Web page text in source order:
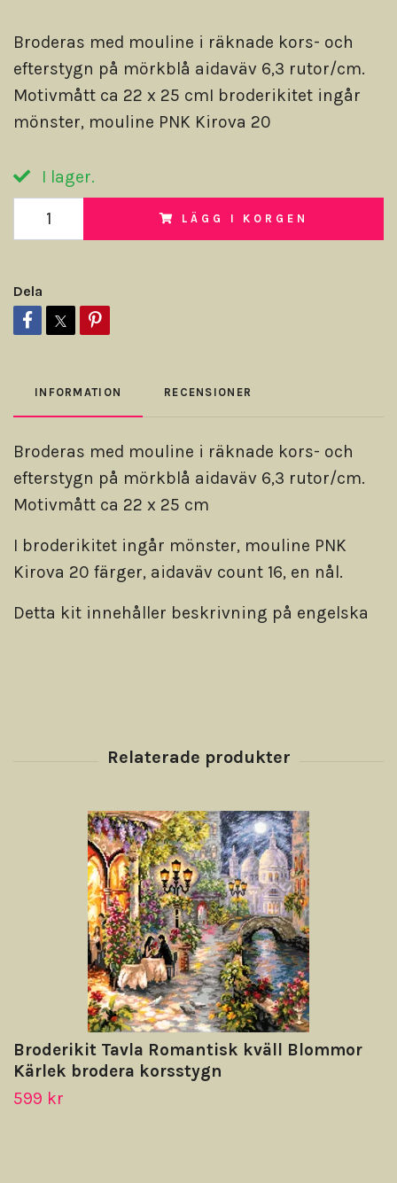
Broderas med mouline i räknade kors- och
efterstygn på mörkblå aidaväv 6,3 rutor/cm.
Motivmått ca 22 x 25 cmI broderikitet ingår
mönster, mouline PNK Kirova 20
I lager.
LÄGG I KORGEN
Dela
INFORMATION RECENSIONER
Broderas med mouline i räknade kors- och
efterstygn på mörkblå aidaväv 6,3 rutor/cm.
Motivmått ca 22 x 25 cm
I broderikitet ingår mönster, mouline PNK
Kirova 20 färger, aidaväv count 16, en nål.
Detta kit innehåller beskrivning på engelska
Broderikit Tavla Romantisk kväll Blommor
Kärlek brodera korsstygn
599 kr